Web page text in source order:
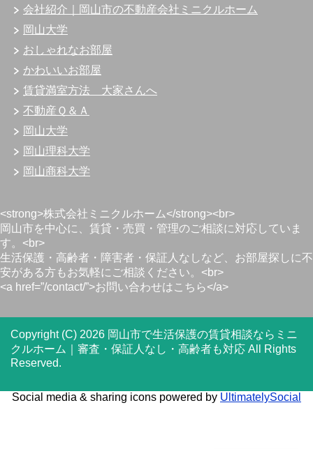
会社紹介｜岡山市の不動産会社ミニクルホーム
岡山大学
おしゃれなお部屋
かわいいお部屋
賃貸満室方法 大家さんへ
不動産Ｑ＆Ａ
岡山大学
岡山理科大学
岡山商科大学
<strong>株式会社ミニクルホーム</strong><br>
岡山市を中心に、賃貸・売買・管理のご相談に対応していま
す。<br>
生活保護・高齢者・障害者・保証人なしなど、お部屋探しに不
安がある方もお気軽にご相談ください。<br>
<a href=”/contact/”>お問い合わせはこちら</a>
Copyright (C) 2026 岡山市で生活保護の賃貸相談ならミニ
クルホーム｜審査・保証人なし・高齢者も対応 All Rights
Reserved.
Social media & sharing icons powered by UltimatelySocial